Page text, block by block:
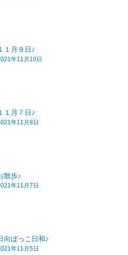
１月９日♪
年11月10日
１月７日♪
年11月8日
散歩♪
年11月7日
向ぼっこ日和♪
年11月5日